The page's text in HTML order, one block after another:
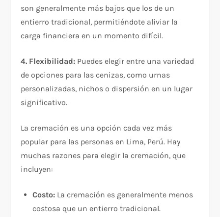
son generalmente más bajos que los de un
entierro tradicional, permitiéndote aliviar la
carga financiera en un momento difícil.
4. Flexibilidad: Puedes elegir entre una variedad
de opciones para las cenizas, como urnas
personalizadas, nichos o dispersión en un lugar
significativo.
La cremación es una opción cada vez más
popular para las personas en Lima, Perú. Hay
muchas razones para elegir la cremación, que
incluyen:
Costo: La cremación es generalmente menos
costosa que un entierro tradicional.